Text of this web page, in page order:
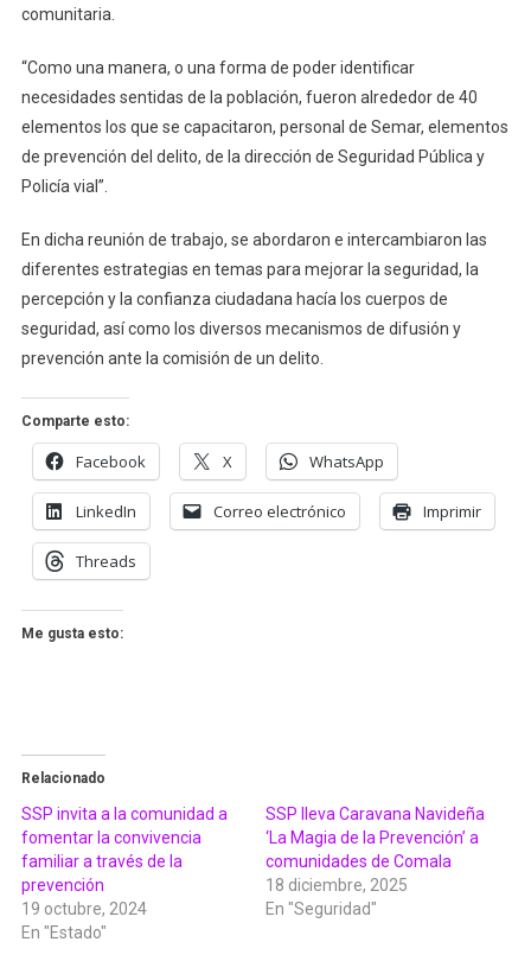
comunitaria.
“Como una manera, o una forma de poder identificar
necesidades sentidas de la población, fueron alrededor de 40
elementos los que se capacitaron, personal de Semar, elementos
de prevención del delito, de la dirección de Seguridad Pública y
Policía vial”.
En dicha reunión de trabajo, se abordaron e intercambiaron las
diferentes estrategias en temas para mejorar la seguridad, la
percepción y la confianza ciudadana hacía los cuerpos de
seguridad, así como los diversos mecanismos de difusión y
prevención ante la comisión de un delito.
Comparte esto:
Facebook X WhatsApp
LinkedIn Correo electrónico Imprimir
Threads
Me gusta esto:
Relacionado
SSP invita a la comunidad a
fomentar la convivencia
familiar a través de la
prevención
19 octubre, 2024
En "Estado"
SSP lleva Caravana Navideña
‘La Magia de la Prevención’ a
comunidades de Comala
18 diciembre, 2025
En "Seguridad"